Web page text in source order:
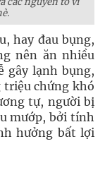
hay đau bụng,
nên ăn nhiều
gây lạnh bụng,
chứng khó
tự, người bị
mướp, bởi tính
hưởng bất lợi